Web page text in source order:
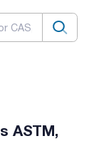
ASTM,